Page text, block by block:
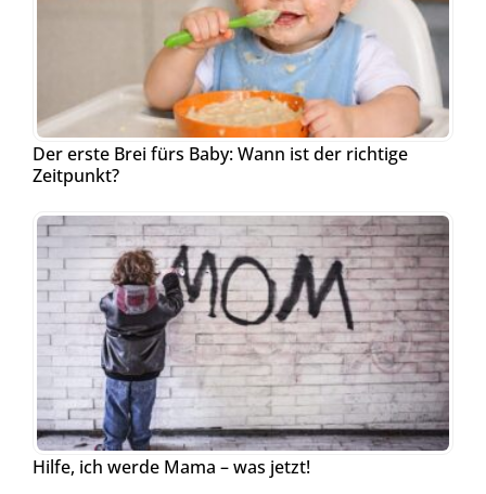
Der erste Brei fürs Baby: Wann ist der richtige
Zeitpunkt?
Hilfe, ich werde Mama – was jetzt!